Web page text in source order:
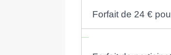
Forfait de 24 €